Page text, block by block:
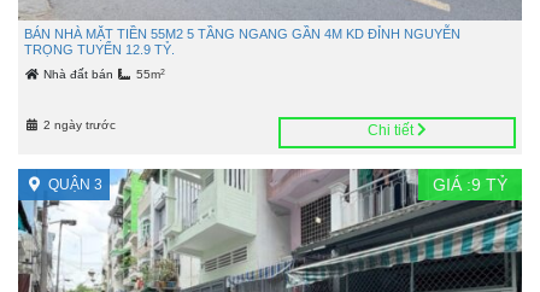
BÁN NHÀ MẶT TIỀN 55M2 5 TẦNG NGANG GẦN 4M KD ĐỈNH NGUYỄN
TRỌNG TUYỂN 12.9 TỶ.
Nhà đất bán 55m2
2 ngày trước Chi tiết
QUẬN 3 GIÁ :9 TỶ